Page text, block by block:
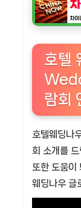
호텔
람회
호텔웨딩나
회 소개를
또한 도움이
웨딩나우 글